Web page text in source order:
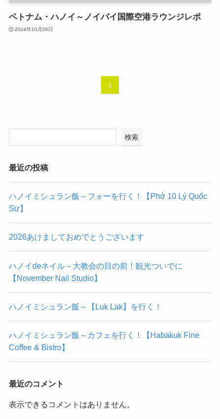
ベトナム・ハノイ～ノイバイ国際空港ラウンジレポ
2024年10月26日
1
検索
最近の投稿
ハノイミシュラン飯～フォーを行く！【Phở 10 Lý Quốc
Sư】
2026あけましておめでとうございます
ハノイdeネイル～大教会の目の前！観光ついでに
【November Nail Studio】
ハノイミシュラン飯～【Luk Lak】を行く！
ハノイミシュラン飯～カフェを行く！【Habakuk Fine
Coffee & Bistro】
最近のコメント
表示できるコメントはありません。